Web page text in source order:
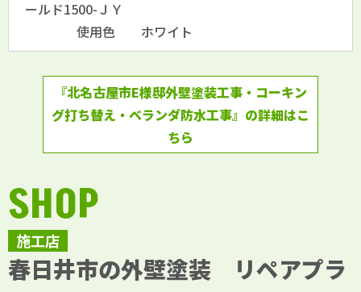
ールド1500-ＪＹ
使用色 ホワイト
『北名古屋市E様邸外壁塗装工事・コーキン
グ打ち替え・ベランダ防水工事』の詳細はこ
ちら
施工店
SHOP
春日井市の外壁塗装 リペアプラ